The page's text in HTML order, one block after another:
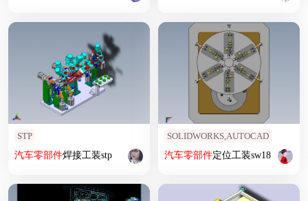
STP
汽车零部件焊接工装stp
SOLIDWORKS,AUTOCAD
汽车零部件定位工装sw18